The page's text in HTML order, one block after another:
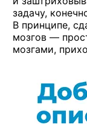
задачу,
В принципе,
мозгов —
мозгами,